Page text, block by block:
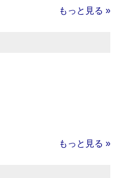
もっと見る »
もっと見る »